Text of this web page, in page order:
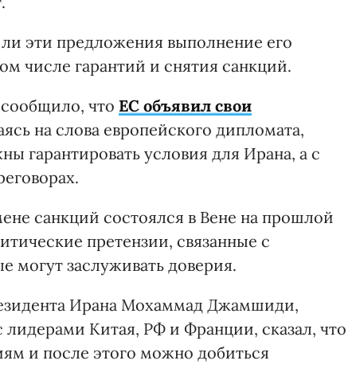
эти предложения выполнение его
числе гарантий и снятия санкций.
что ЕС объявил свои
на слова европейского дипломата,
гарантировать условия для Ирана, а с
санкций состоялся в Вене на прошлой
претензии, связанные с
могут заслуживать доверия.
Ирана Мохаммад Джамшиди,
лидерами Китая, РФ и Франции, сказал, что
и после этого можно добиться